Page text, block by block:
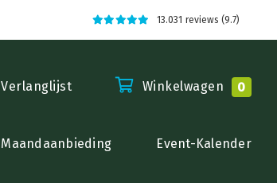
13.031 reviews (9.7)
Verlanglijst Winkelwagen 0
Maandaanbieding Event-Kalender